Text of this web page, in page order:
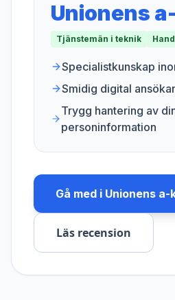
Unionens
Tjänstemän i teknik
Specialistkunskap
Smidig digital
Trygg hantering av
personinformation
Gå med i Unionens a-
Läs recension